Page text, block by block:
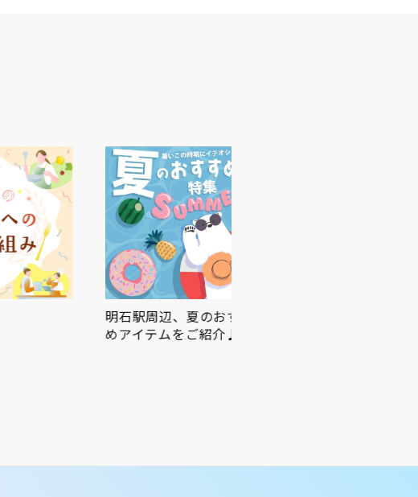
明石駅周辺、夏のおすす
めアイテムをご紹介♪